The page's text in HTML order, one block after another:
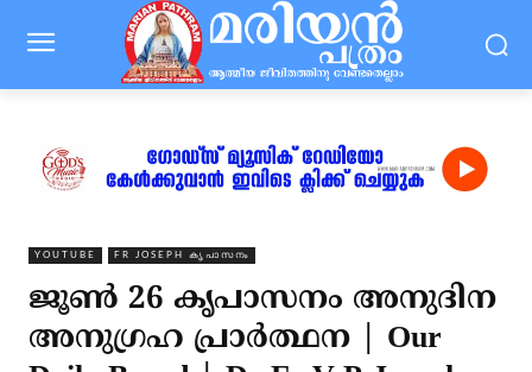
YOUTUBE FR JOSEPH കൃപാസനം
ജൂൺ 26 കൃപാസനം അനുദിന
അനുഗ്രഹ പ്രാർത്ഥന | Our